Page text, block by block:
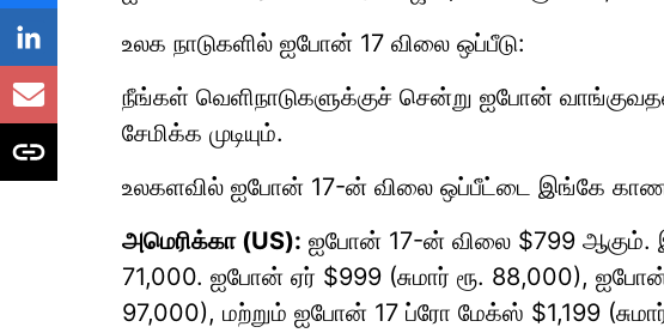
உலக நாடுகளில் ஐபோன் 17 விலை ஒப்பீடு:
நீங்கள் வெளிநாடுகளுக்குச் சென்று ஐபோன்
சேமிக்க முடியும்.
உலகளவில் ஐபோன் 17-ன் விலை ஒப்பீட்டை இங்கே
அமெரிக்கா (US): ஐபோன் 17-ன் விலை $799 ஆகும்.
71,000. ஐபோன் ஏர் $999 (சுமார் ரூ. 88,000), ஐபோன்
97,000), மற்றும் ஐபோன் 17 ப்ரோ மேக்ஸ் $1,199